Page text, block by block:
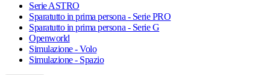
Serie ASTRO
Sparatutto in prima persona - Serie PRO
Sparatutto in prima persona - Serie G
Openworld
Simulazione - Volo
Simulazione - Spazio